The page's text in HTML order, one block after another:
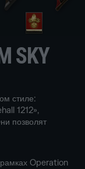
SKY
стиле:
1212»,
позволят
рамках Operation